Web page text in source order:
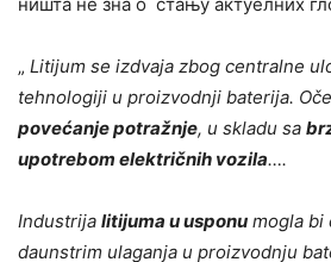
„ Litijum se izdvaja zbog centralne
tehnologiji u proizvodnji baterija.
povećanje potražnje, u skladu sa
upotrebom električnih vozila….
Industrija litijuma u usponu mogla bi
daunstrim ulaganja u proizvodnju